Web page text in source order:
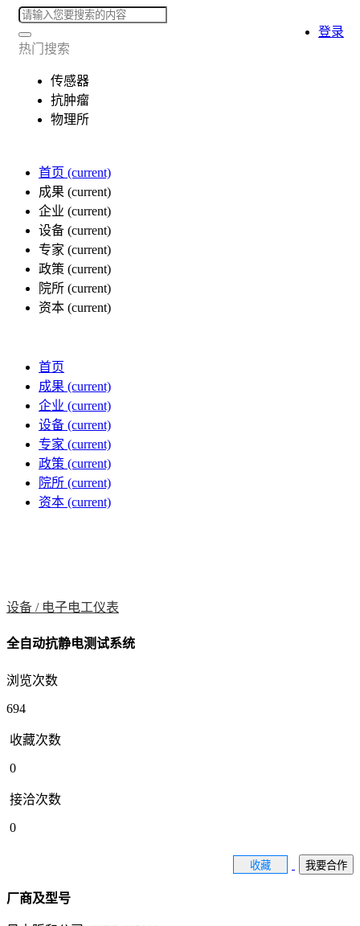
热门搜索
传感器
抗肿瘤
物理所
首页 (current)
成果 (current)
企业 (current)
设备 (current)
专家 (current)
政策 (current)
院所 (current)
资本 (current)
登录
首页
成果 (current)
企业 (current)
设备 (current)
专家 (current)
政策 (current)
院所 (current)
资本 (current)
设备 / 电子电工仪表
全自动抗静电测试系统
浏览次数
694
收藏次数
0
接洽次数
0
收藏 我要合作
厂商及型号